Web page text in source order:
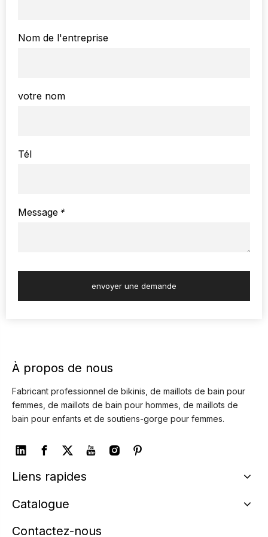
Nom de l'entreprise
votre nom
Tél
*
Message
envoyer une demande
À propos de nous
Fabricant professionnel de bikinis, de maillots de bain pour
femmes, de maillots de bain pour hommes, de maillots de
bain pour enfants et de soutiens-gorge pour femmes.
Liens rapides
Catalogue
Contactez-nous